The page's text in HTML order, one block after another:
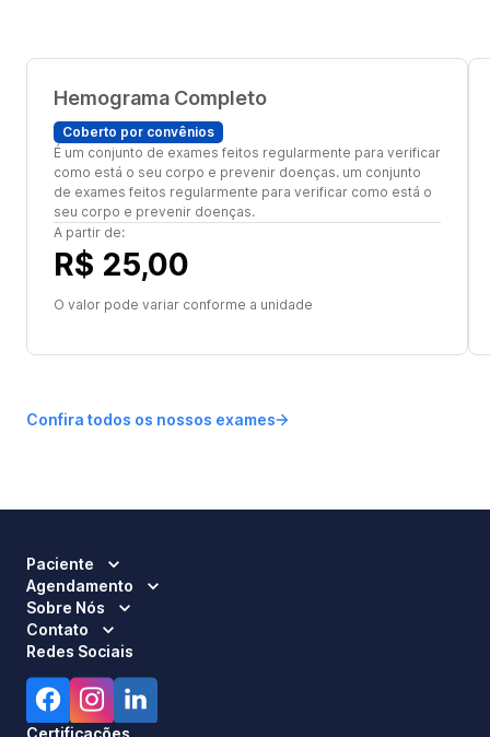
Hemograma Completo
Coberto por convênios
É um conjunto de exames feitos regularmente para verificar
como está o seu corpo e prevenir doenças. um conjunto
de exames feitos regularmente para verificar como está o
seu corpo e prevenir doenças.
A partir de:
R$ 25,00
O valor pode variar conforme a unidade
Confira todos os nossos exames
Paciente
Agendamento
Sobre Nós
Contato
Redes Sociais
Certificações